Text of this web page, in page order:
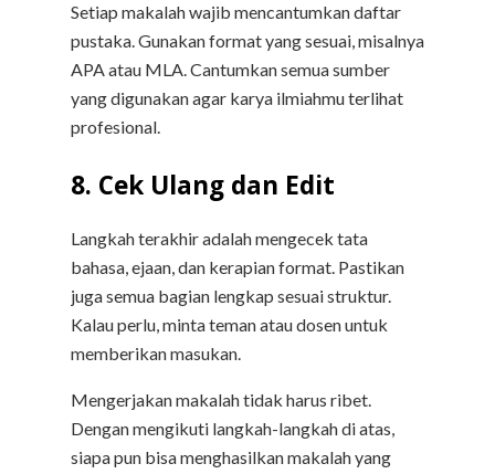
Setiap makalah wajib mencantumkan daftar
pustaka. Gunakan format yang sesuai, misalnya
APA atau MLA. Cantumkan semua sumber
yang digunakan agar karya ilmiahmu terlihat
profesional.
8. Cek Ulang dan Edit
Langkah terakhir adalah mengecek tata
bahasa, ejaan, dan kerapian format. Pastikan
juga semua bagian lengkap sesuai struktur.
Kalau perlu, minta teman atau dosen untuk
memberikan masukan.
Mengerjakan makalah tidak harus ribet.
Dengan mengikuti langkah-langkah di atas,
siapa pun bisa menghasilkan makalah yang